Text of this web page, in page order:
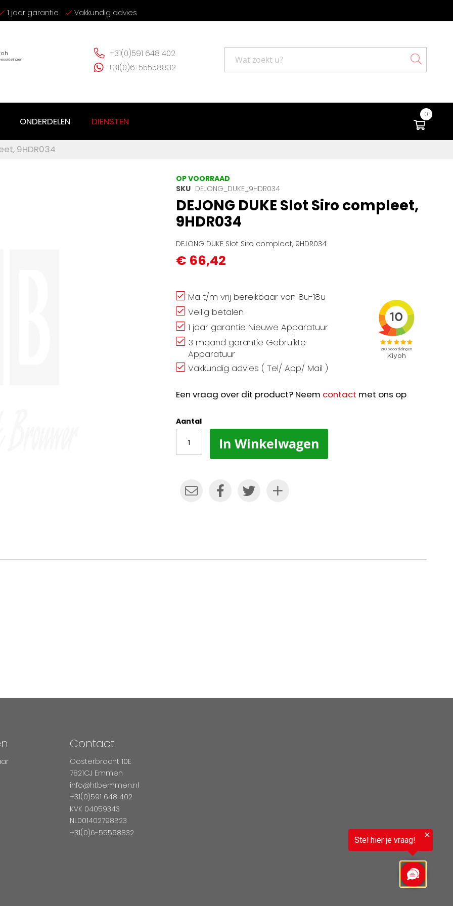
1 jaar garantie Vakkundig advies
+31(0)591 648 402
+31(0)6-55558832
Search
0
ONDERDELEN DIENSTEN
9HDR034
OP VOORRAAD
SKU DEJONG_DUKE_9HDR034
DEJONG DUKE Slot Siro compleet,
9HDR034
DEJONG DUKE Slot Siro compleet, 9HDR034
€ 66,42
Ma t/m vrij bereikbaar van 8u-18u
Veilig betalen
1 jaar garantie Nieuwe Apparatuur
3 maand garantie Gebruikte
Apparatuur
Vakkundig advies ( Tel/ App/ Mail )
Een vraag over dit product? Neem contact met ons op
Aantal
In Winkelwagen
Contact
Oosterbracht 10E
7821CJ Emmen
info@htbemmen.nl
+31(0)591 648 402
KVK 04059343
NL001402798B23
+31(0)6-55558832